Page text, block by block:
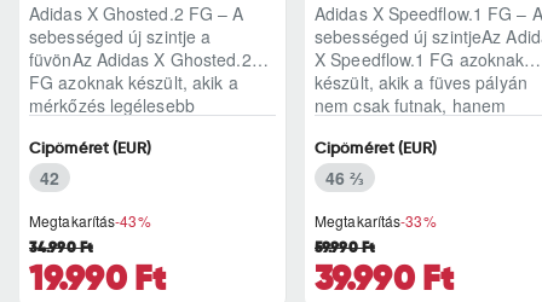
Adidas X Ghosted.2 FG – A
sebességed új szintje a
füvönAz Adidas X Ghosted.2
FG azoknak készült, akik a
mérkőzés legélesebb
Megtakarítás-43%
19.990 Ft
34.990 Ft
Cipőméret (EUR)
42
Adidas X Speedflow.1 FG – A
sebességed új szintjeAz
X Speedflow.1 FG azoknak
készült, akik a füves pályán
nem csak futnak, hanem
Megtakarítás-33%
39.990 Ft
59.990 Ft
Cipőméret (EUR)
46 ⅔